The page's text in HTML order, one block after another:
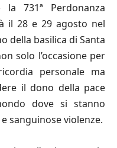
731ª Perdonanza
il 28 e 29 agosto nel
della basilica di Santa
solo l’occasione per
personale ma
il dono della pace
dove si stanno
sanguinose violenze.